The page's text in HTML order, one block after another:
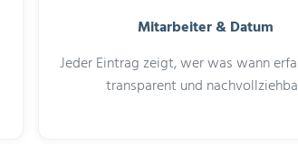
Mitarbeiter & Datum
Jeder Eintrag zeigt, wer was wann
transparent und